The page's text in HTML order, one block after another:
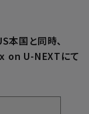
本国と同時、
on U-NEXTにて